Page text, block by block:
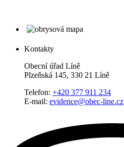
Kontakty
Obecní úřad Líně
Plzeňská 145, 330 21 Líně
Telefon: +420 377 911 234
E-mail: evidence@obec-line.cz